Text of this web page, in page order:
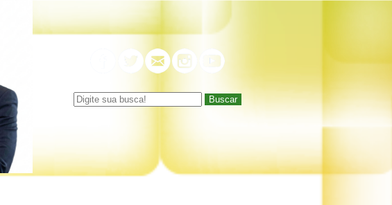
Buscar